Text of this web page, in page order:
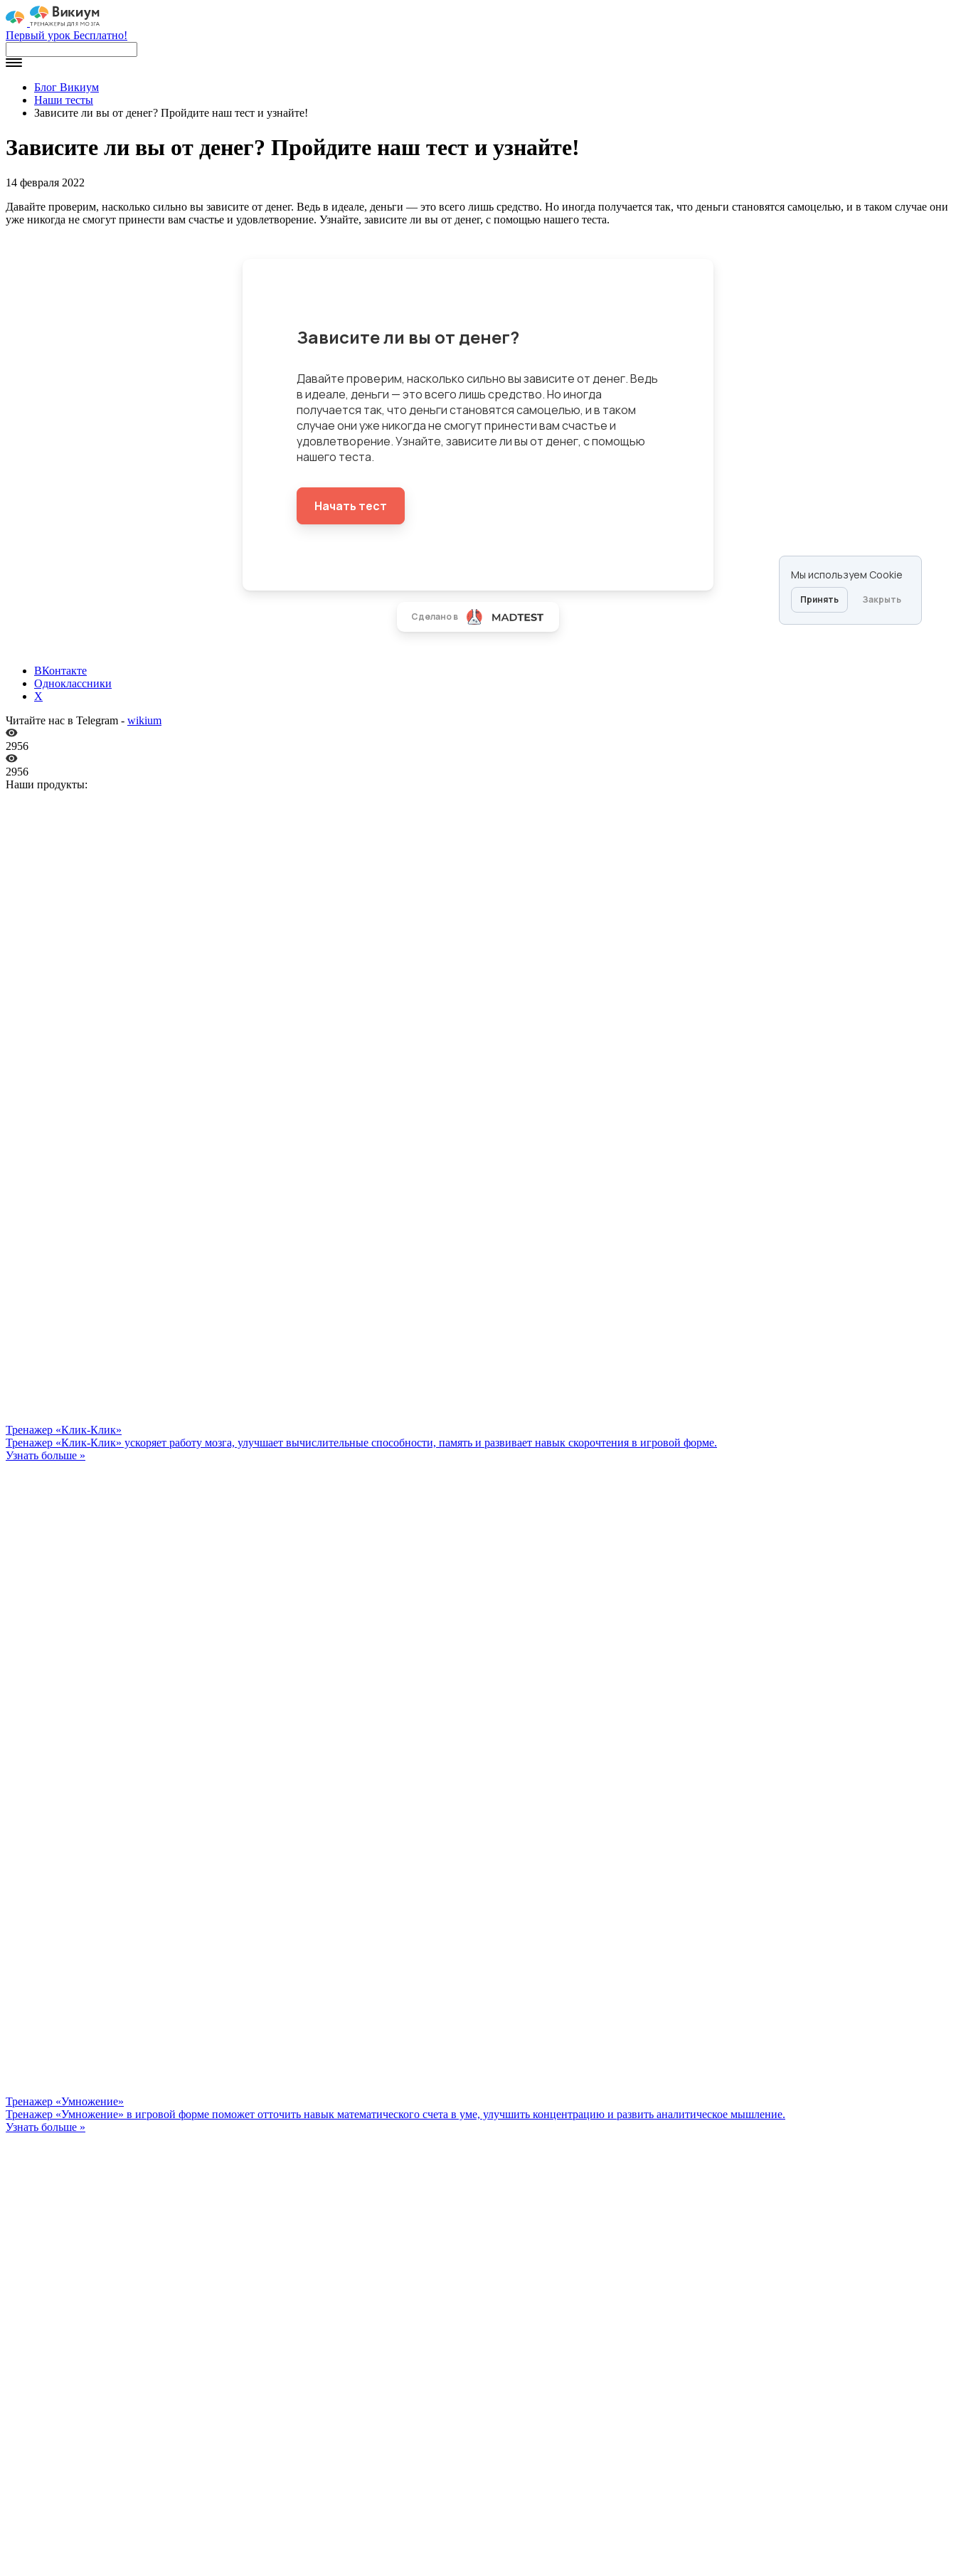
Первый урок Бесплатно!
Блог Викиум
Наши тесты
Зависите ли вы от денег? Пройдите наш тест и узнайте!
Зависите ли вы от денег? Пройдите наш тест и узнайте!
14 февраля 2022
Давайте проверим, насколько сильно вы зависите от денег. Ведь в идеале, деньги — это всего лишь средство. Но иногда получается так, что деньги становятся самоцелью, и в таком случае они
уже никогда не смогут принести вам счастье и удовлетворение. Узнайте, зависите ли вы от денег, с помощью нашего теста.
ВКонтакте
Одноклассники
X
Читайте нас в Telegram - wikium
2956
2956
Наши продукты:
Тренажер «Клик-Клик»
Тренажер «Клик-Клик» ускоряет работу мозга, улучшает вычислительные способности, память и развивает навык скорочтения в игровой форме.
Узнать больше »
Тренажер «Умножение»
Тренажер «Умножение» в игровой форме поможет отточить навык математического счета в уме, улучшить концентрацию и развить аналитическое мышление.
Узнать больше »